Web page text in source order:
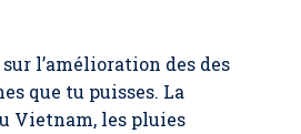
l’amélioration des des
que tu puisses. La
Vietnam, les pluies